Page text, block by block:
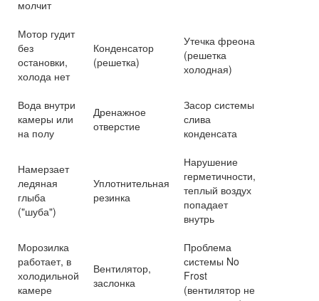
молчит
Мотор гудит
без
остановки,
холода нет
Конденсатор
(решетка)
Утечка фреона
(решетка
холодная)
Вода внутри
камеры или
на полу
Дренажное
отверстие
Засор системы
слива
конденсата
Намерзает
ледяная
глыба
("шуба")
Уплотнительная
резинка
Нарушение
герметичности,
теплый воздух
попадает
внутрь
Морозилка
работает, в
холодильной
камере
Вентилятор,
заслонка
Проблема
системы No
Frost
(вентилятор не